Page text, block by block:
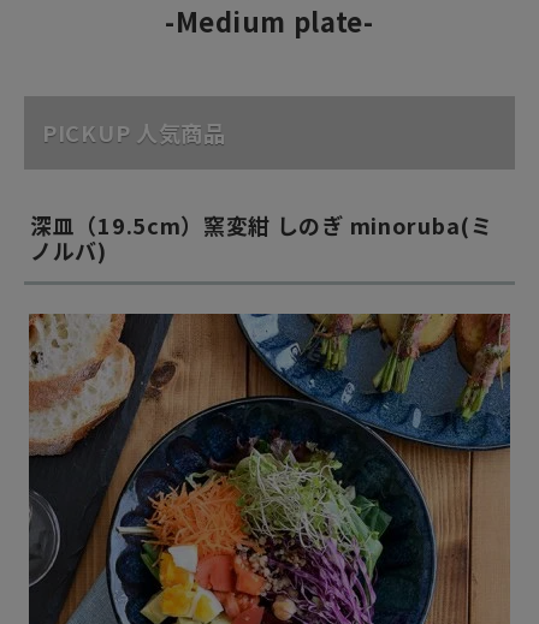
-Medium plate-
PICKUP 人気商品
深皿（19.5cm）窯変紺 しのぎ minoruba(ミ
ノルバ)